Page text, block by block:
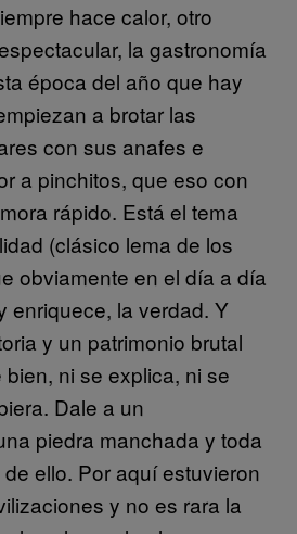
hace calor, otro
la gastronomía
época del año que hay
a brotar las
con sus anafes e
a pinchitos, que eso con
rápido. Está el tema
(clásico lema de los
obviamente en el día a día
enriquece, la verdad. Y
y un patrimonio brutal
ni se explica, ni se
Dale a un
piedra manchada y toda
ello. Por aquí estuvieron
y no es rara la